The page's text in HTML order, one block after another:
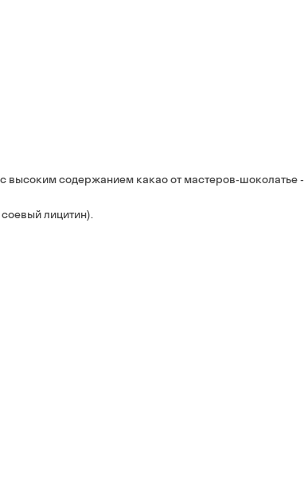
высоким содержанием какао от мастеров-шоколатье
лицитин).